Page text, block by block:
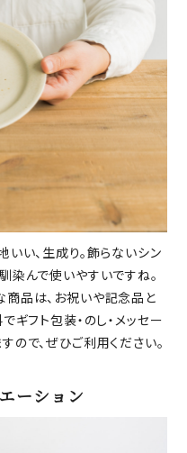
い、生成り。飾らないシン
染んで使いやすいですね。
品は、お祝いや記念品と
ギフト包装・のし・メッセー
ので、ぜひご利用ください。
ーション